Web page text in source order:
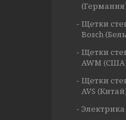
Щетки
Bosch
Щетки
AWM
Щетки
AVS